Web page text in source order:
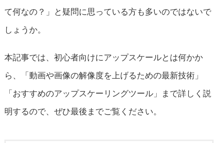
て何なの？」と疑問に思っている方も多いのではないで
しょうか。
本記事では、初心者向けにアップスケールとは何かか
ら、「動画や画像の解像度を上げるための最新技術」
「おすすめのアップスケーリングツール」まで詳しく説
明するので、ぜひ最後までご覧ください。